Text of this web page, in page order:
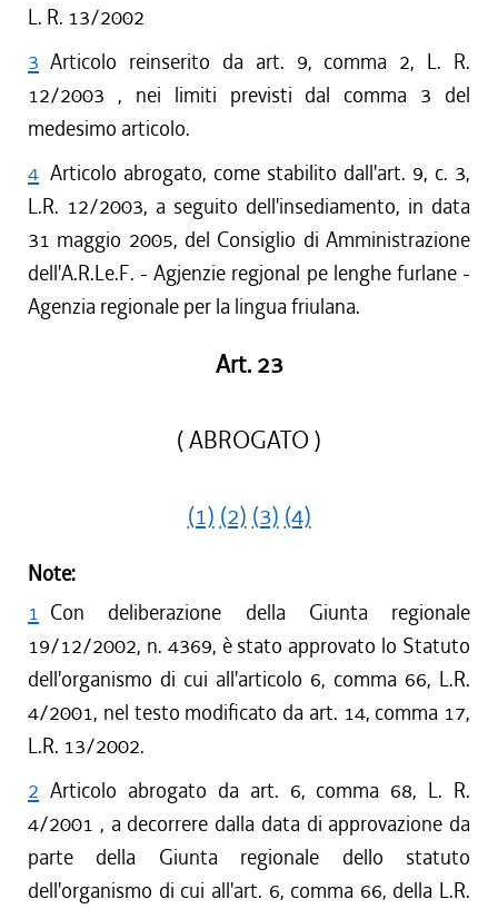
L. R. 13/2002
3 Articolo reinserito da art. 9, comma 2, L. R.
12/2003 , nei limiti previsti dal comma 3 del
medesimo articolo.
4 Articolo abrogato, come stabilito dall'art. 9, c. 3,
L.R. 12/2003, a seguito dell'insediamento, in data
31 maggio 2005, del Consiglio di Amministrazione
dell'A.R.Le.F. - Agjenzie regjonal pe lenghe furlane -
Agenzia regionale per la lingua friulana.
Art. 23
( ABROGATO )
(1) (2) (3) (4)
Note:
1 Con deliberazione della Giunta regionale
19/12/2002, n. 4369, è stato approvato lo Statuto
dell'organismo di cui all'articolo 6, comma 66, L.R.
4/2001, nel testo modificato da art. 14, comma 17,
L.R. 13/2002.
2 Articolo abrogato da art. 6, comma 68, L. R.
4/2001 , a decorrere dalla data di approvazione da
parte della Giunta regionale dello statuto
dell'organismo di cui all'art. 6, comma 66, della L.R.